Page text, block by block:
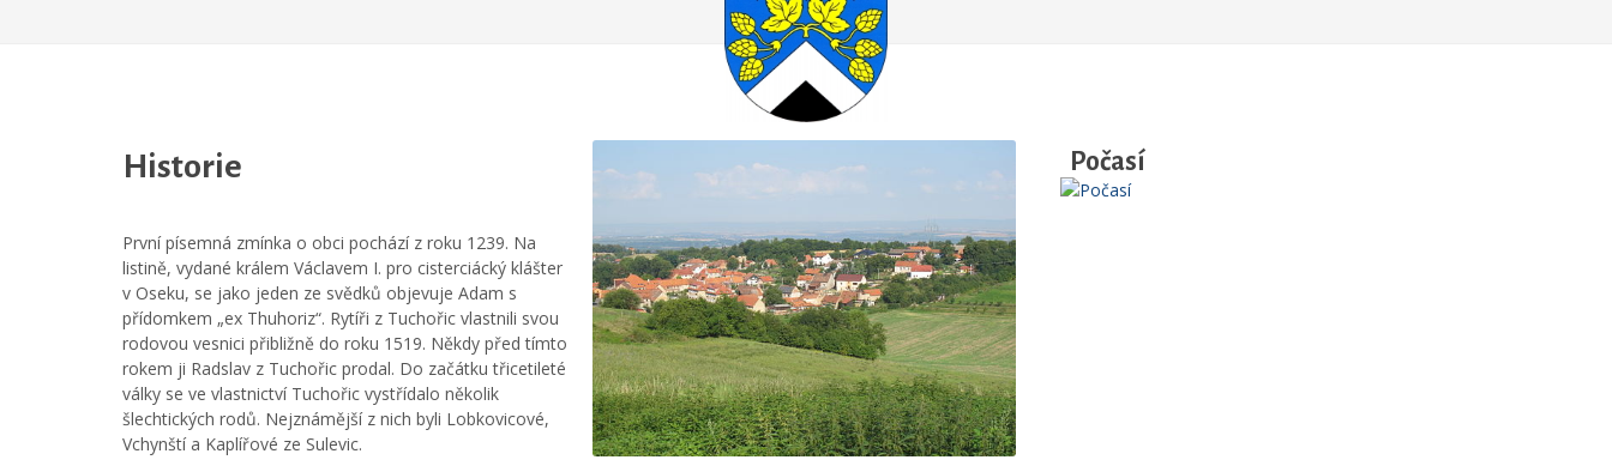
Historie
První písemná zmínka o obci pochází z roku 1239. Na
listině, vydané králem Václavem I. pro cisterciácký klášter
v Oseku, se jako jeden ze svědků objevuje Adam s
přídomkem „ex Thuhoriz“. Rytíři z Tuchořic vlastnili svou
rodovou vesnici přibližně do roku 1519. Někdy před tímto
rokem ji Radslav z Tuchořic prodal. Do začátku třicetileté
války se ve vlastnictví Tuchořic vystřídalo několik
šlechtických rodů. Nejznámější z nich byli Lobkovicové,
Vchynští a Kaplířové ze Sulevic.
Počasí